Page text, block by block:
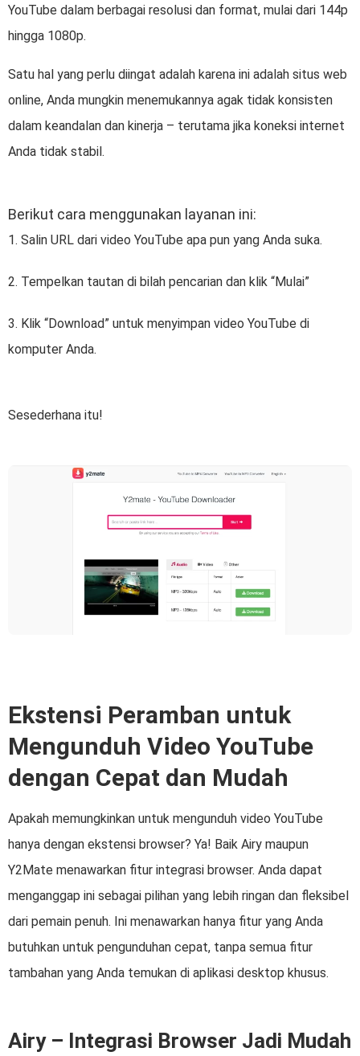
YouTube dalam berbagai resolusi dan format, mulai dari 144p
hingga 1080p.
Satu hal yang perlu diingat adalah karena ini adalah situs web
online, Anda mungkin menemukannya agak tidak konsisten
dalam keandalan dan kinerja – terutama jika koneksi internet
Anda tidak stabil.
Berikut cara menggunakan layanan ini:
1. Salin URL dari video YouTube apa pun yang Anda suka.
2. Tempelkan tautan di bilah pencarian dan klik “Mulai”
3. Klik “Download” untuk menyimpan video YouTube di
komputer Anda.
Sesederhana itu!
Ekstensi Peramban untuk
Mengunduh Video YouTube
dengan Cepat dan Mudah
Apakah memungkinkan untuk mengunduh video YouTube
hanya dengan ekstensi browser? Ya! Baik Airy maupun
Y2Mate menawarkan fitur integrasi browser. Anda dapat
menganggap ini sebagai pilihan yang lebih ringan dan fleksibel
dari pemain penuh. Ini menawarkan hanya fitur yang Anda
butuhkan untuk pengunduhan cepat, tanpa semua fitur
tambahan yang Anda temukan di aplikasi desktop khusus.
Airy – Integrasi Browser Jadi Mudah